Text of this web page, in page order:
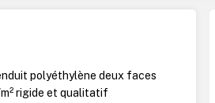
polyéthylène deux faces
rigide et qualitatif